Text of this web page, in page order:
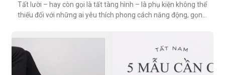
Tất lười – hay còn gọi là tất tàng hình – là phụ kiện không thể
thiếu đối với những ai yêu thích phong cách năng động, gọn
nhiêu là vừa đẹp? Nếu quá thấp, tất dễ bị tuột; nếu quá c